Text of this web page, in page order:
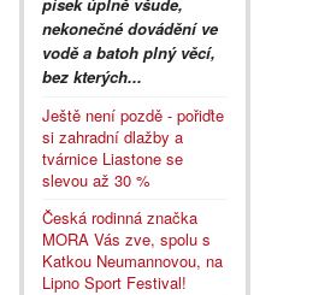
nekonečné dovádění ve
vodě a batoh plný věcí,
bez kterých...
Ještě není pozdě - pořiďte
si zahradní dlažby a
tvárnice Liastone se
slevou až 30 %
Česká rodinná značka
MORA Vás zve, spolu s
Katkou Neumannovou, na
Lipno Sport Festival!